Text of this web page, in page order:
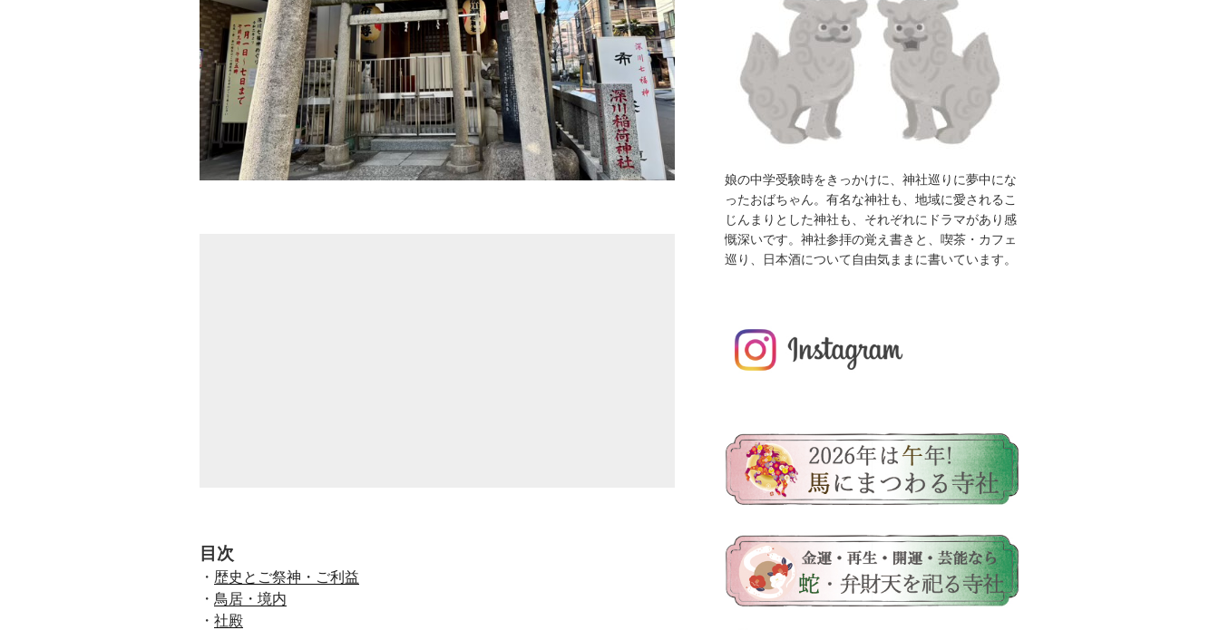
目次
・ 歴史とご祭神・ご利益
・ 鳥居・境内
・ 社殿
娘の中学受験時をきっかけに、神社巡りに夢中にな
ったおばちゃん。有名な神社も、地域に愛されるこ
じんまりとした神社も、それぞれにドラマがあり感
慨深いです。神社参拝の覚え書きと、喫茶・カフェ
巡り、日本酒について自由気ままに書いています。